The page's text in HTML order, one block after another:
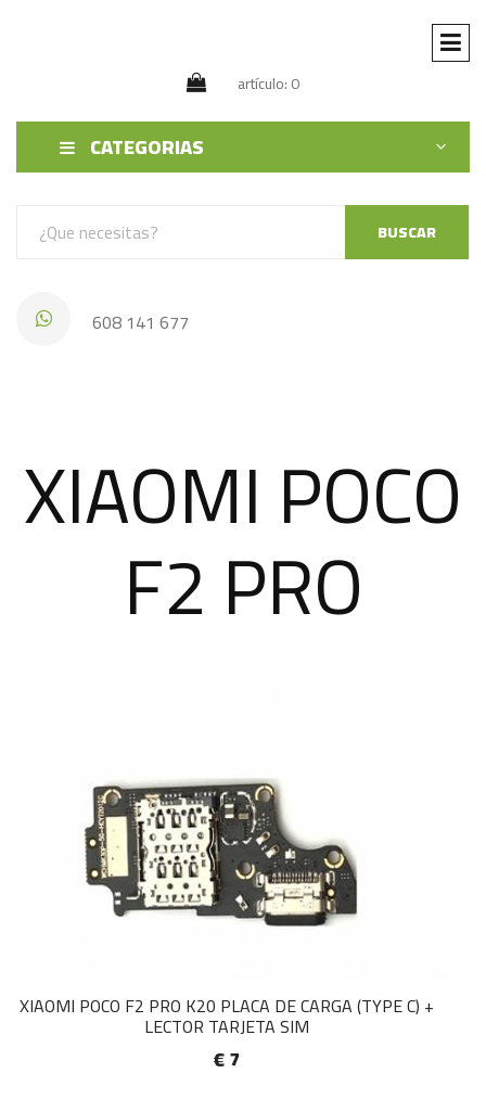
artículo: 0
CATEGORIAS
BUSCAR
608 141 677
XIAOMI POCO
F2 PRO
XIAOMI POCO F2 PRO K20 PLACA DE CARGA (TYPE C) +
LECTOR TARJETA SIM
€ 7